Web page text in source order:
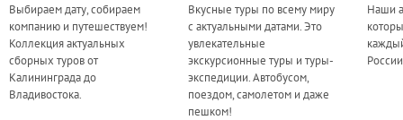
Выбираем дату, собираем
компанию и путешествуем!
Коллекция актуальных
сборных туров от
Калининграда до
Владивостока.
Вкусные туры по всему миру
с актуальными датами. Это
увлекательные
экскурсионные туры и туры-
экспедиции. Автобусом,
поездом, самолетом и даже
пешком!
Наши